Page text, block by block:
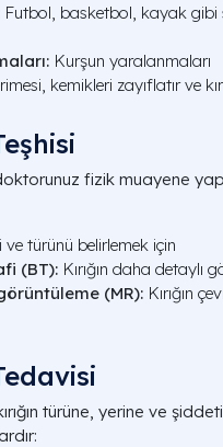
Futbol, basketbol, kayak gibi
Kurşun yaralanmaları
kemikleri zayıflatır ve
doktorunuz fizik muayene
ve türünü belirlemek için
(BT): Kırığın daha detaylı
(MR): Kırığın
türüne, yerine ve